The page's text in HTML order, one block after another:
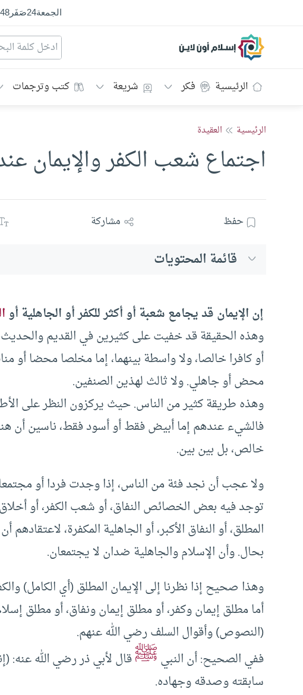
الجمعة24صَفَر
إسلام أون لاين
الرئيسية فكر شريعة كتب وترجمات
الرئيسية العقيدة
اجتماع شعب الكفر والإيمان
حفظ مشاركة
قائمة المحتويات
إن الإيمان قد يجامع شعبة أو أكثر للكفر أو الجاهلية أو
وهذه الحقيقة قد خفيت على كثيرين في القديم
أو كافرا خالصا، ولا واسطة بينهما، إما مخلصا محضا
محض أو جاهلي. ولا ثالث لهذين الصنفين.
وهذه طريقة كثير من الناس. حيث يركزون النظر على
فالشيء عندهم إما أبيض فقط أو أسود فقط، ناسين أن
خالص، بل بين بين.
ولا عجب أن نجد فئة من الناس، إذا وجدت فردا أو
توجد فيه بعض الخصائص النفاق، أو شعب الكفر، أو
المطلق، أو النفاق الأكبر، أو الجاهلية المكفرة،
بحال. وأن الإسلام والجاهلية ضدان لا يجتمعان.
وهذا صحيح إذا نظرنا إلى الإيمان المطلق (أي الكامل)
أما مطلق إيمان وكفر، أو مطلق إيمان ونفاق، أو مطلق
(النصوص) وأقوال السلف رضي الله عنهم.
ففي الصحيح: أن النبيﷺقال لأبي ذر رضي الله عنه:
سابقته وصدقه وجهاده.